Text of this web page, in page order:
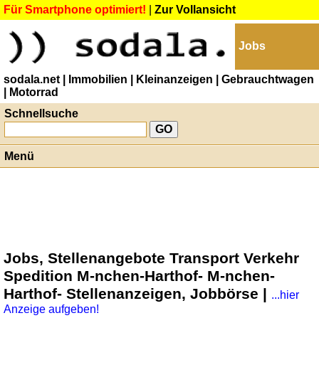
Für Smartphone optimiert! Zur Vollansicht
Jobs
sodala.net | Immobilien | Kleinanzeigen
| Gebrauchtwagen
| Motorrad
Schnellsuche
Menü
Jobs, Stellenangebote Transport Verkehr
Spedition M-nchen-Harthof- M-nchen-
Harthof- Stellenanzeigen, Jobbörse | ...hier
Anzeige aufgeben!